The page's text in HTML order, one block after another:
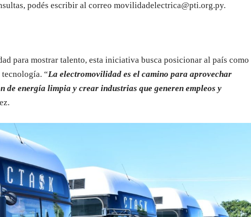
podés escribir al correo movilidadelectrica@pti.org.py.
para mostrar talento, esta iniciativa busca posicionar al país como
“La electromovilidad es el camino para aprovechar
de energía limpia y crear industrias que generen empleos y